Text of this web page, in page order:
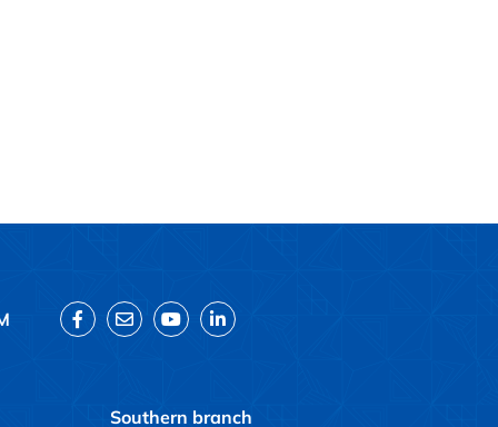
Southern branch